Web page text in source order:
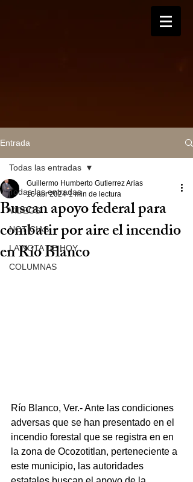
Entrada
Todas las entradas
VIDEOS
NOTICIAS
LA NOTA DE HOY
COLUMNAS
Todas las entradas
Buscan apoyo federal para
combatir por aire el incendio
en Río Blanco
Guillermo Humberto Gutierrez Arias
16 abr 2024 1 min de lectura
Río Blanco, Ver.- Ante las condiciones
adversas que se han presentado en el
incendio forestal que se registra en en
la zona de Ocozotitlan, perteneciente a
este municipio, las autoridades